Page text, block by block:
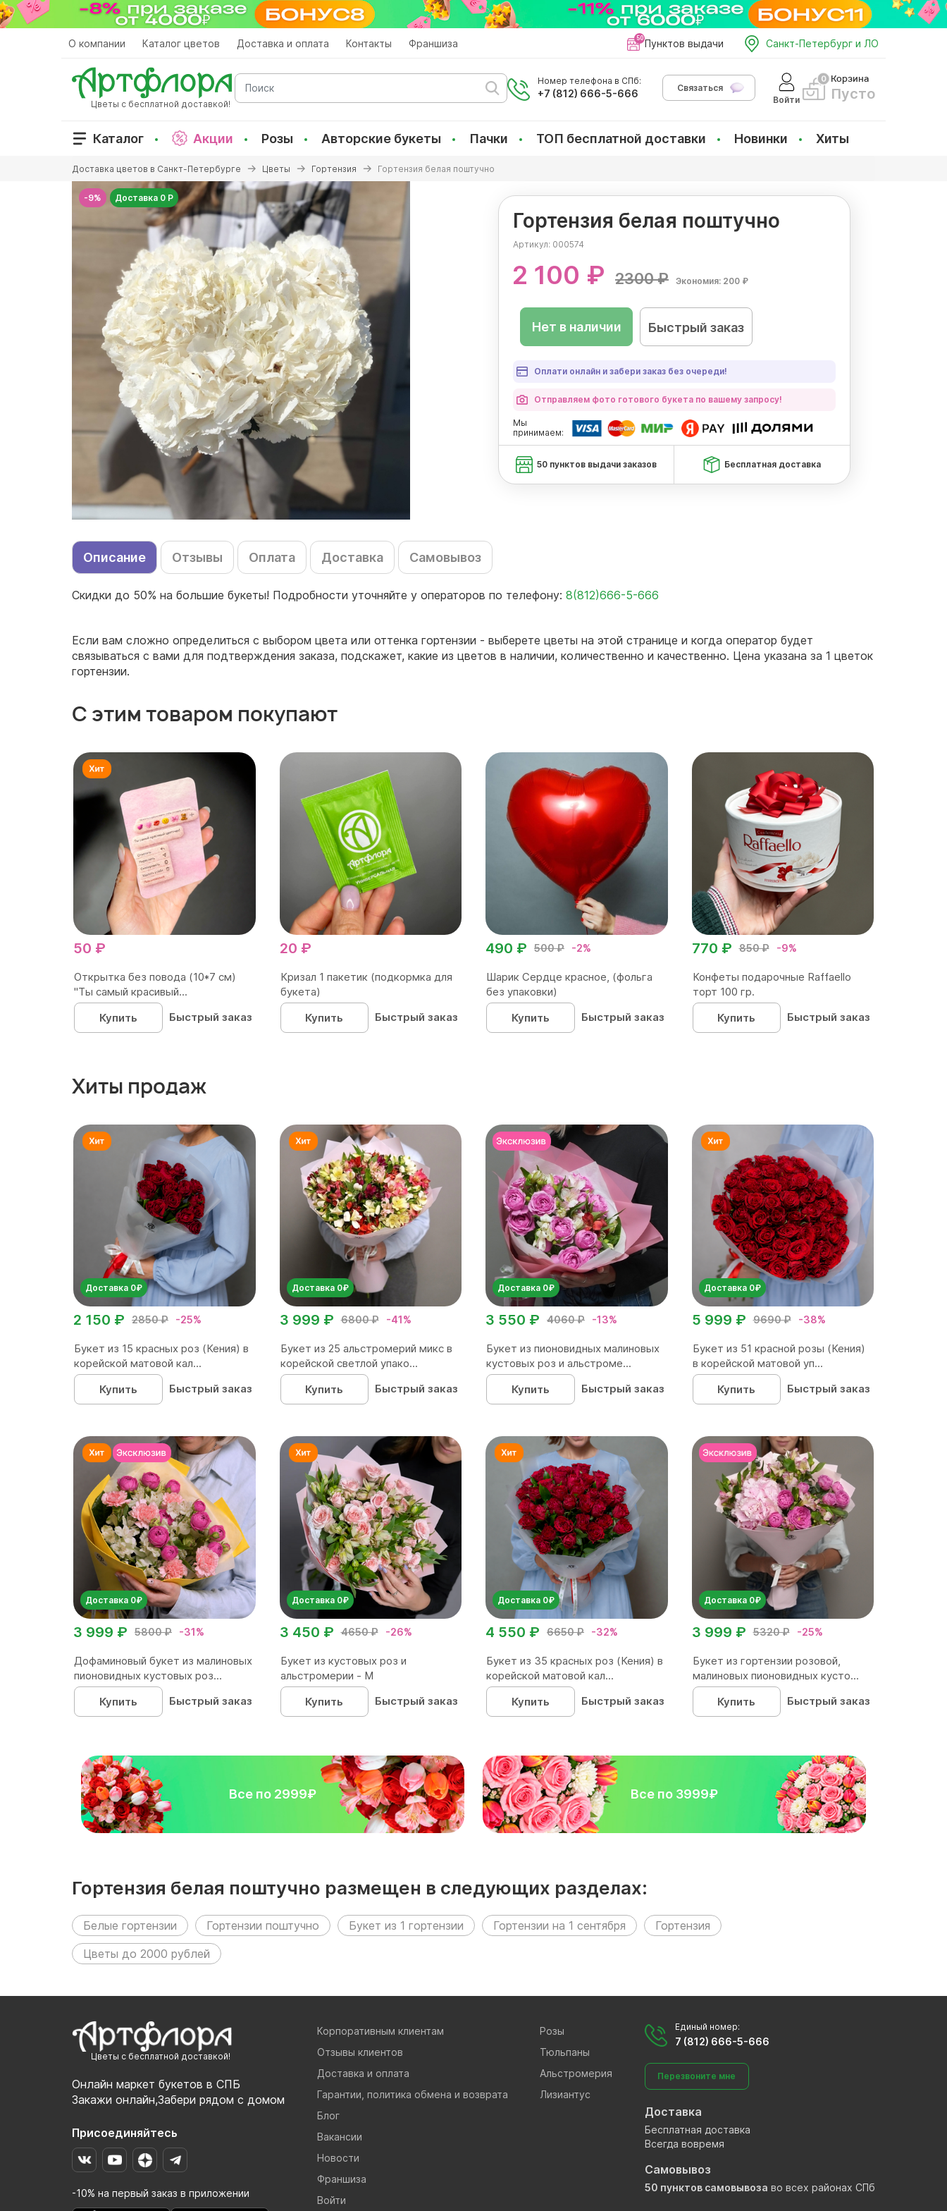
Перейти
к
О компании Каталог цветов Доставка и оплата Контакты Франшиза Пунктов выдачи Санкт-Петербург и ЛО
Цветы с бесплатной доставкой!
Поиск
Номер телефона в СПб:
+7 (812) 666-5-666
Связаться
Войти
Корзина
Пусто
Каталог Акции Розы Авторские букеты Пачки ТОП бесплатной доставки Новинки Хиты
здесь
Доставка цветов в Санкт-Петербурге Цветы Гортензия Гортензия белая поштучно
-9% Доставка 0 Р
Гортензия белая поштучно
Артикул: 000574
2 100 ₽ 2300 ₽ Экономия: 200 ₽
Нет в наличии Быстрый заказ
Оплати онлайн и забери заказ без очереди!
Отправляем фото готового букета по вашему запросу!
Мы
принимаем:
50 пунктов выдачи заказов Бесплатная доставка
Описание Отзывы Оплата Доставка Самовывоз
Скидки до 50% на большие букеты! Подробности уточняйте у операторов по телефону: 8(812)666-5-666
Если вам сложно определиться с выбором цвета или оттенка гортензии - выберете цветы на этой странице и когда оператор будет
связываться с вами для подтверждения заказа, подскажет, какие из цветов в наличии, количественно и качественно. Цена указана за 1 цветок
гортензии.
С этим товаром покупают
50 ₽
Открытка без повода (10*7 см)
"Ты самый красивый...
Купить
Быстрый заказ
20 ₽
Кризал 1 пакетик (подкормка для
букета)
Купить
Быстрый заказ
500 ₽ -2%
490 ₽
Шарик Сердце красное, (фольга
без упаковки)
Купить
Быстрый заказ
850 ₽ -9%
770 ₽
Конфеты подарочные Raffaello
торт 100 гр.
Купить
Быстрый заказ
Хиты продаж
Доставка 0₽
2850 ₽ -25%
2 150 ₽
Букет из 15 красных роз (Кения) в
корейской матовой кал...
Купить
Быстрый заказ
Доставка 0₽
6800 ₽ -41%
3 999 ₽
Букет из 25 альстромерий микс в
корейской светлой упако...
Купить
Быстрый заказ
Доставка 0₽
4060 ₽ -13%
3 550 ₽
Букет из пионовидных малиновых
кустовых роз и альстроме...
Купить
Быстрый заказ
Доставка 0₽
9690 ₽ -38%
5 999 ₽
Букет из 51 красной розы (Кения)
в корейской матовой уп...
Купить
Быстрый заказ
Доставка 0₽
5800 ₽ -31%
3 999 ₽
Дофаминовый букет из малиновых
пионовидных кустовых роз...
Купить
Быстрый заказ
Доставка 0₽
4650 ₽ -26%
3 450 ₽
Букет из кустовых роз и
альстромерии - М
Купить
Быстрый заказ
Доставка 0₽
6650 ₽ -32%
4 550 ₽
Букет из 35 красных роз (Кения) в
корейской матовой кал...
Купить
Быстрый заказ
Доставка 0₽
5320 ₽ -25%
3 999 ₽
Букет из гортензии розовой,
малиновых пионовидных кусто...
Купить
Быстрый заказ
Все по 2999₽ Все по 3999₽
Гортензия белая поштучно размещен в следующих разделах:
Белые гортензии Гортензии поштучно Букет из 1 гортензии Гортензии на 1 сентября
Гортензия
Цветы до 2000 рублей
Цветы с бесплатной доставкой!
Онлайн маркет букетов в СПБ
Закажи онлайн,Забери рядом с домом
Присоединяйтесь
-10% на первый заказ в приложении
Корпоративным клиентам
Отзывы клиентов
Доставка и оплата
Гарантии, политика обмена и возврата
Блог
Вакансии
Новости
Франшиза
Войти
Розы
Тюльпаны
Альстромерия
Лизиантус
Единый номер:
7 (812) 666-5-666
Перезвоните мне
Доставка
Бесплатная доставка
Всегда вовремя
Самовывоз
50 пунктов самовывоза во всех районах СПб